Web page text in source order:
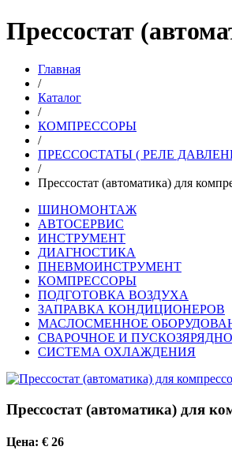
Прессостат
Главная
/
Каталог
/
КОМПРЕССОРЫ
/
ПРЕССОСТАТЫ ( РЕЛЕ
/
Прессостат (автоматика) для
ШИНОМОНТАЖ
АВТОСЕРВИС
ИНСТРУМЕНТ
ДИАГНОСТИКА
ПНЕВМОИНСТРУМЕНТ
КОМПРЕССОРЫ
ПОДГОТОВКА ВОЗДУХА
ЗАПРАВКА КОНДИЦИОНЕРОВ
МАСЛОСМЕННОЕ
СВАРОЧНОЕ И
СИСТЕМА ОХЛАЖДЕНИЯ
Прессостат (автоматика) для
Цена: € 26